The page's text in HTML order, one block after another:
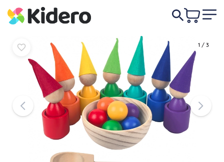
1 / 3
8 350 Ft Kosárba